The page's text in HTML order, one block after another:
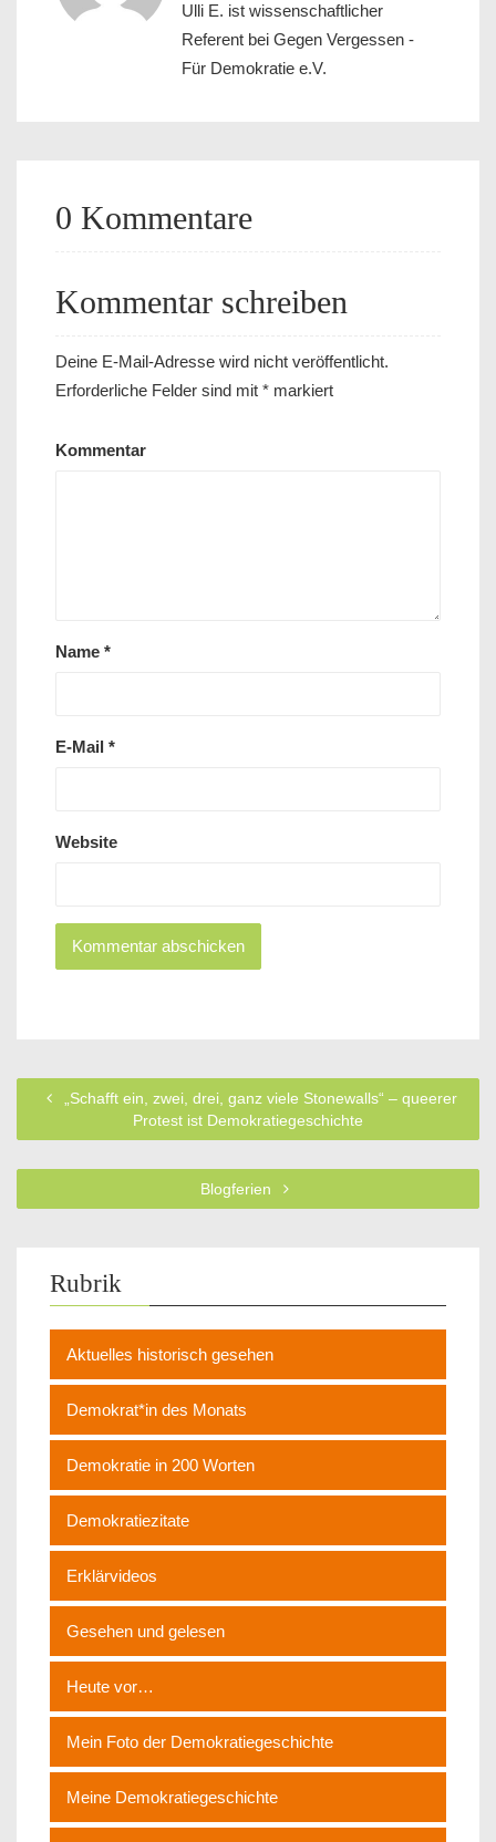
Ulli E. ist wissenschaftlicher
Referent bei Gegen Vergessen -
Für Demokratie e.V.
0 Kommentare
Kommentar schreiben
Deine E-Mail-Adresse wird nicht veröffentlicht.
Erforderliche Felder sind mit * markiert
Kommentar
Name *
E-Mail *
Website
„Schafft ein, zwei, drei, ganz viele Stonewalls“ – queerer
Protest ist Demokratiegeschichte
Blogferien
Rubrik
Aktuelles historisch gesehen
Demokrat*in des Monats
Demokratie in 200 Worten
Demokratiezitate
Erklärvideos
Gesehen und gelesen
Heute vor…
Mein Foto der Demokratiegeschichte
Meine Demokratiegeschichte